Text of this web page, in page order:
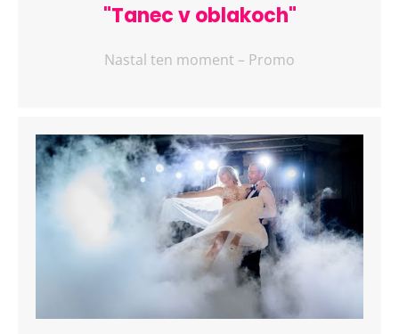
"Tanec v oblakoch"
Nastal ten moment – Promo